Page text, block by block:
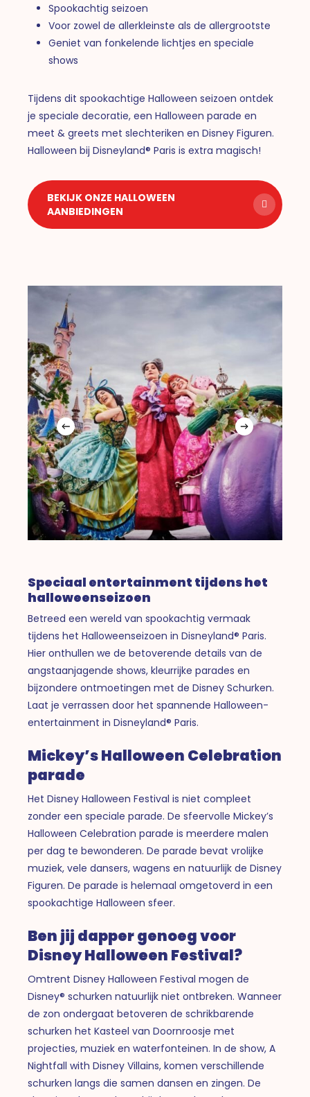
Spookachtig seizoen
Voor zowel de allerkleinste als de allergrootste
Geniet van fonkelende lichtjes en speciale
shows
Tijdens dit spookachtige Halloween seizoen ontdek
je speciale decoratie, een Halloween parade en
meet & greets met slechteriken en Disney Figuren.
Halloween bij Disneyland® Paris is extra magisch!
BEKIJK ONZE HALLOWEEN
AANBIEDINGEN
Speciaal entertainment tijdens het
halloweenseizoen
Betreed een wereld van spookachtig vermaak
tijdens het Halloweenseizoen in Disneyland® Paris.
Hier onthullen we de betoverende details van de
angstaanjagende shows, kleurrijke parades en
bijzondere ontmoetingen met de Disney Schurken.
Laat je verrassen door het spannende Halloween-
entertainment in Disneyland® Paris.
Mickey’s Halloween Celebration
parade
Het Disney Halloween Festival is niet compleet
zonder een speciale parade. De sfeervolle Mickey’s
Halloween Celebration parade is meerdere malen
per dag te bewonderen. De parade bevat vrolijke
muziek, vele dansers, wagens en natuurlijk de Disney
Figuren. De parade is helemaal omgetoverd in een
spookachtige Halloween sfeer.
Ben jij dapper genoeg voor
Disney Halloween Festival?
Omtrent Disney Halloween Festival mogen de
Disney® schurken natuurlijk niet ontbreken. Wanneer
de zon ondergaat betoveren de schrikbarende
schurken het Kasteel van Doornroosje met
projecties, muziek en waterfonteinen. In de show, A
Nightfall with Disney Villains, komen verschillende
schurken langs die samen dansen en zingen. De